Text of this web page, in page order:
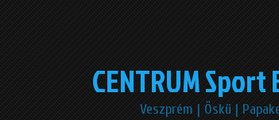
CENTRUM
Veszprém | Öskü |